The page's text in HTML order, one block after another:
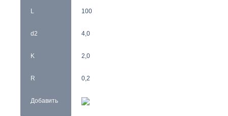
L
d2
K
R
Добавить
100
4,0
2,0
0,2